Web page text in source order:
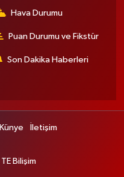
Hava Durumu
Puan Durumu ve Fikstür
Son Dakika Haberleri
Künye İletişim
TE Bilişim